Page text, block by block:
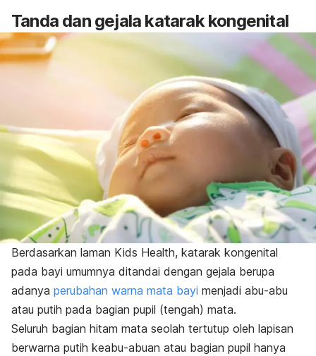
Tanda dan gejala katarak kongenital
Berdasarkan laman Kids Health, katarak kongenital
pada bayi umumnya ditandai dengan gejala berupa
adanya perubahan warna mata bayi menjadi abu-abu
atau putih pada bagian pupil (tengah) mata.
Seluruh bagian hitam mata seolah tertutup oleh lapisan
berwarna putih keabu-abuan atau bagian pupil hanya